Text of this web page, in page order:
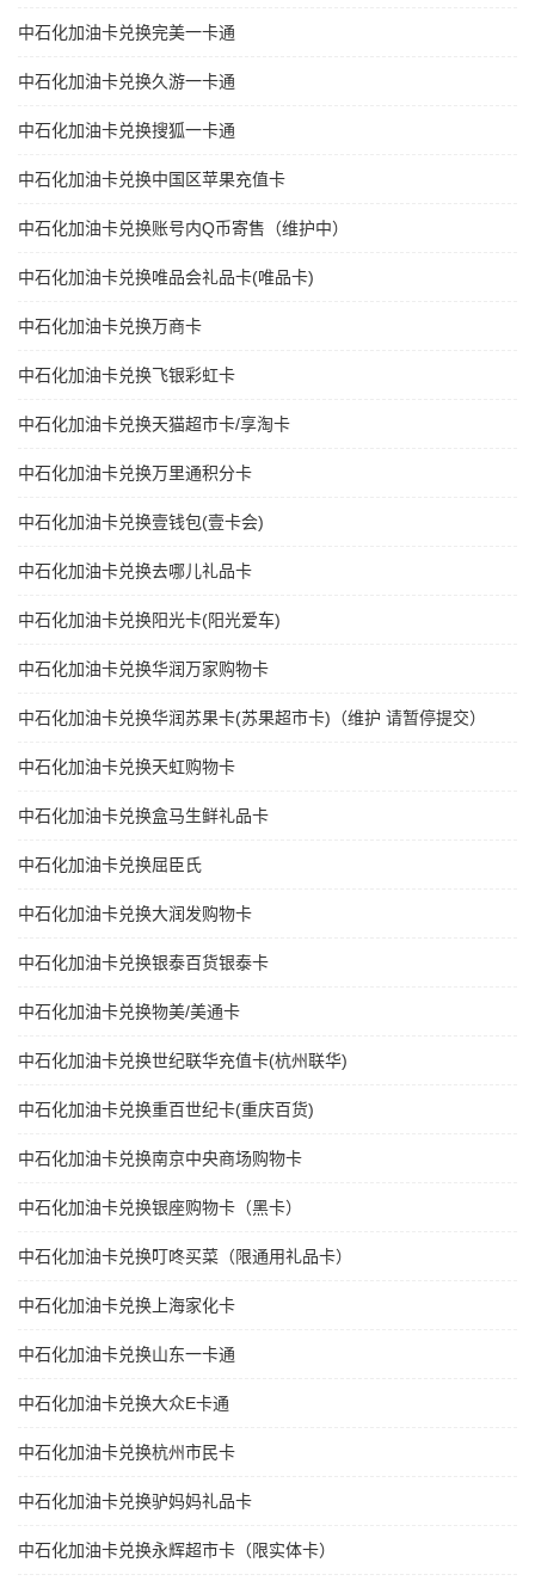
中石化加油卡兑换完美一卡通
中石化加油卡兑换久游一卡通
中石化加油卡兑换搜狐一卡通
中石化加油卡兑换中国区苹果充值卡
中石化加油卡兑换账号内Q币寄售（维护中）
中石化加油卡兑换唯品会礼品卡(唯品卡)
中石化加油卡兑换万商卡
中石化加油卡兑换飞银彩虹卡
中石化加油卡兑换天猫超市卡/享淘卡
中石化加油卡兑换万里通积分卡
中石化加油卡兑换壹钱包(壹卡会)
中石化加油卡兑换去哪儿礼品卡
中石化加油卡兑换阳光卡(阳光爱车)
中石化加油卡兑换华润万家购物卡
中石化加油卡兑换华润苏果卡(苏果超市卡)（维护 请暂停提交）
中石化加油卡兑换天虹购物卡
中石化加油卡兑换盒马生鲜礼品卡
中石化加油卡兑换屈臣氏
中石化加油卡兑换大润发购物卡
中石化加油卡兑换银泰百货银泰卡
中石化加油卡兑换物美/美通卡
中石化加油卡兑换世纪联华充值卡(杭州联华)
中石化加油卡兑换重百世纪卡(重庆百货)
中石化加油卡兑换南京中央商场购物卡
中石化加油卡兑换银座购物卡（黑卡）
中石化加油卡兑换叮咚买菜（限通用礼品卡）
中石化加油卡兑换上海家化卡
中石化加油卡兑换山东一卡通
中石化加油卡兑换大众E卡通
中石化加油卡兑换杭州市民卡
中石化加油卡兑换驴妈妈礼品卡
中石化加油卡兑换永辉超市卡（限实体卡）